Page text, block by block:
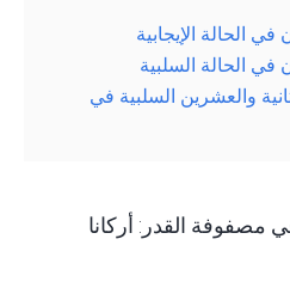
في الحالة الإيجابية
في الحالة السلبية
والعشرين السلبية في
مصفوفة القدر: أركانا